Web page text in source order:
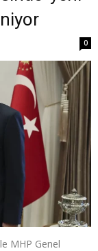
0
MHP Genel